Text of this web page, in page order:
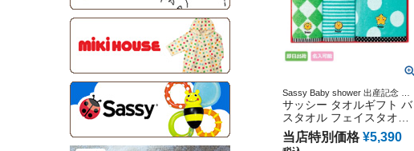
Sassy Baby shower 出産記念 出
産グッズ マタニティ 妊婦ママ 御
出産祝い 妊娠祝い 誕生日祝い ハ
ーフバースデー
サッシー タオルギフト バ
スタオル フェイスタオル
ウォッシュタオル ミニタ
オル
当店特別価格 ¥5,390